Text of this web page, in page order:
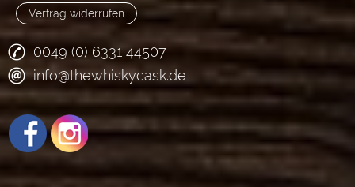
Vertrag widerrufen
0049 (0) 6331 44507
info@thewhiskycask.de